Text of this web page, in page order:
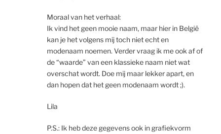
Moraal van het verhaal:
Ik vind het geen mooie naam, maar hier in België
kan je het volgens mij toch niet echt en
modenaam noemen. Verder vraag ik me ook af of
de “waarde” van een klassieke naam niet wat
overschat wordt. Doe mij maar lekker apart, en
dan hopen dat het geen modenaam wordt ;).
Lila
P.S.: Ik heb deze gegevens ook in grafiekvorm